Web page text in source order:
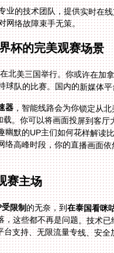
业的技术团队，提供实时在
网络故障束手无策。
杯的完美观赛场景
北美三国举行。你或许在加
球队的比赛。国内的新媒体
器，智能线路会为你锁定从
咕视频App，高清直播流瞬间加载。
二路解说直播间，看看那些风趣幽默
化的回国专线，即使是在当地网络高
赛主场
限制的无奈，到在泰国看咪
，这些都不再是问题。技术
支持、无限流量专线、安